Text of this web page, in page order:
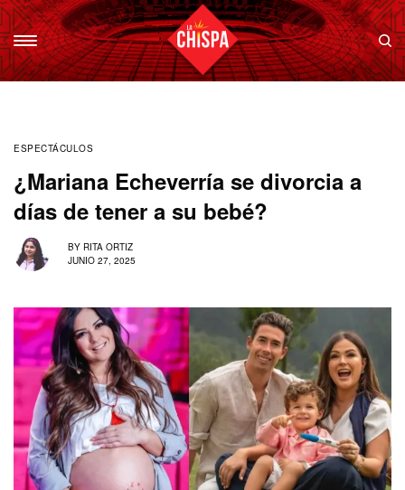
ESPECTÁCULOS
¿Mariana Echeverría se divorcia a
días de tener a su bebé?
BY RITA ORTIZ
JUNIO 27, 2025